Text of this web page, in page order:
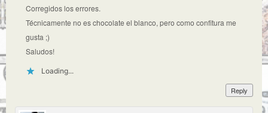
Corregidos los errores.
Técnicamente no es chocolate el blanco, pero como confitura me
gusta ;)
Saludos!
Loading...
Reply